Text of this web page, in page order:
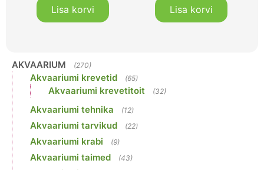
Lisa korvi Lisa korvi
AKVAARIUM (270)
Akvaariumi krevetid (65)
Akvaariumi krevetitoit (32)
Akvaariumi tehnika (12)
Akvaariumi tarvikud (22)
Akvaariumi krabi (9)
Akvaariumi taimed (43)